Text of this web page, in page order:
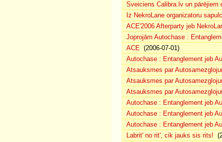
Sveiciens Calibra.lv un pārējiem
Iz NekroLane organizatoru
ACE'2006 Afterparty jeb
Joprojām Autochase :
ACE (2006-07-01)
Autochase : Entanglement jeb
Atsauksmes par
Atsauksmes par
Atsauksmes par
Autochase : Entanglement jeb
Autochase : Entanglement jeb
Autochase : Entanglement jeb
Labrit' no rit', cik jauks sis rits!